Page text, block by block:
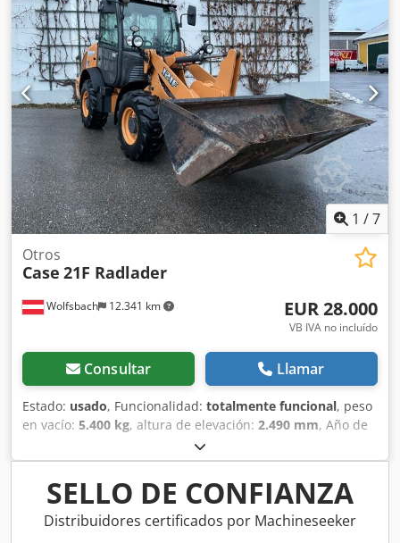
identificación del vehículo (VIN): FNH921F1NGHE12139 *
Potencia: 190 kW * Peso en vacío: 19680 kg * Peso total:
21600 kg * Horas de uso: 11604 * Disponibles 3 unidades *
Precio bajo consulta * Toda la información proporcionada
no es vinculante.
1 /7
Wolfsbach 12.341 km
Otros
Case 21F Radlader
EUR 28.000
VB IVA no incluído
Consultar Llamar
Estado: usado, Funcionalidad: totalmente funcional, peso
en vacío: 5.400 kg, altura de elevación: 2.490 mm, Año de
, horas de funcionamiento:
longitud total:5.550 mm, altura de construcción:2.500
, tipo de accionamiento:Diesel Motor , ancho de
construcción:1.950 mm, Otros Clase de velocidad: 25
Dedpfx Aqswlxgajvskr Estado técnico: normal Estado de la
SELLO DE CONFIANZA
Distribuidores certificados por Machineseeker